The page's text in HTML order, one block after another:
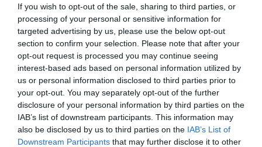
If you wish to opt-out of the sale, sharing to third parties, or
processing of your personal or sensitive information for
targeted advertising by us, please use the below opt-out
section to confirm your selection. Please note that after your
opt-out request is processed you may continue seeing
interest-based ads based on personal information utilized by
us or personal information disclosed to third parties prior to
your opt-out. You may separately opt-out of the further
disclosure of your personal information by third parties on the
IAB’s list of downstream participants. This information may
also be disclosed by us to third parties on the IAB’s List of
Downstream Participants that may further disclose it to other
Η µέθοδος της ακινητοποίησης του σκάφους
Αφού λοιπόν έχουµε διανύσει πολλά χιλιόµετρα οδικώς
και κάποια σεβαστά µίλια στη θάλασσα, φτάνουµε τελικά
στον τόπο που θέλουµε να σύρουµε, και όλα είναι έτοιµα
για να ξεκινήσει το ψάρεµα. Από την εµπειρία µας, όταν
δεχθούµε χτύπηµα δε βιαζόµαστε να τραβήξουµε, αλλά
χαµηλώνουµε τη µύτη του καλαµιού µας δίνοντας στο
ψάρι την ευκαιρία να φάει καλά. Πολλές φορές όµως δε
συµβαίνει το «αναµενόµενο», αφού χτυπά το δόλωµα µας
και το σκοτώνει, περιµένοντας την αντίδρασή του.